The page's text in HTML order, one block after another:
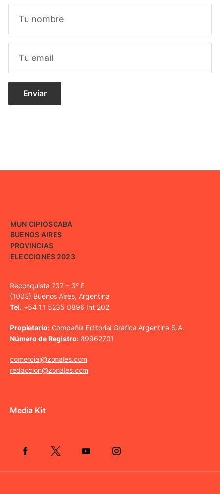
MUNICIPIOSCABA
BUENOS AIRES
PROVINCIAS
ELECCIONES 2023
Reconquista 737 – 3º E
(1003) Buenos Aires, Argentina
Tel. +54 11 5235 0896 Int 202
Propietario: Compañía Editorial Gráfica Argentina S.A.
Número de Registro: 89962701
comercial@zonales.com
redaccion@zonales.com
Media Kit